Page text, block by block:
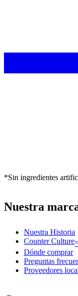
*Sin ingredientes
Nuestra
Nuestra Historia
Counter Culture
Dónde comprar
Preguntas
Proveedores